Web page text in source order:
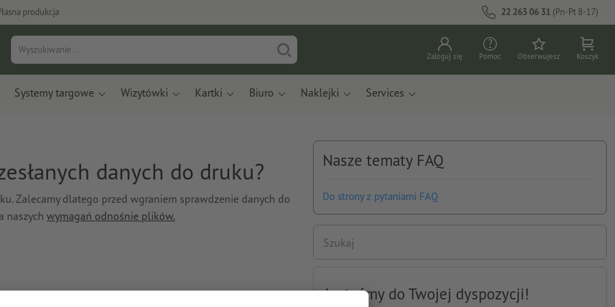
produkcja 22 263 06 31 (Pn-Pt 8-17)
Zaloguj się Pomoc Obserwujesz Koszyk
Systemy targowe Wizytówki Kartki Biuro Naklejki Services
danych do druku?
Zalecamy dlatego przed wgraniem sprawdzenie danych do
naszych wymagań odnośnie plików.
Nasze tematy FAQ
Do strony z pytaniami FAQ
Szukaj
Jesteśmy do Twojej dyspozycji!